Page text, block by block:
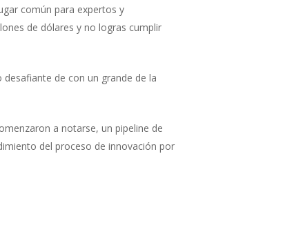
común para expertos y
de dólares y no logras cumplir
desafiante de con un grande de la
a notarse, un pipeline de
del proceso de innovación por